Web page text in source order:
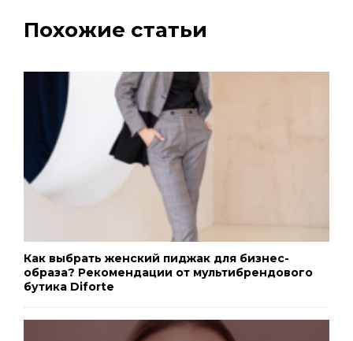
Похожие статьи
Как выбрать женский пиджак для бизнес-
образа? Рекомендации от мультибрендового
бутика Diforte